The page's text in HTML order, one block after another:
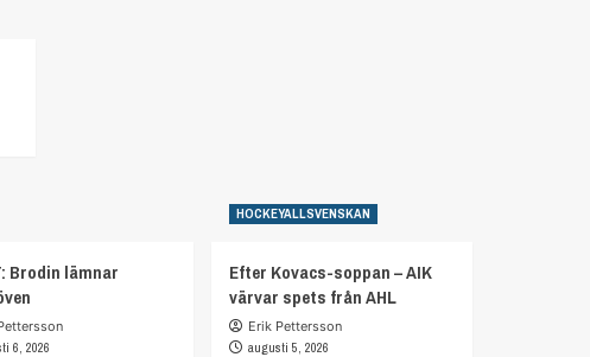
Brodin lämnar
6, 2026
HOCKEYALLSVENSKAN
Efter Kovacs-soppan – AIK
värvar spets från AHL
Erik Pettersson
augusti 5, 2026